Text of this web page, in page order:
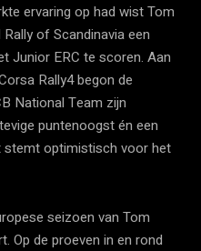
ervaring op had wist Tom
of Scandinavia een
Junior ERC te scoren. Aan
Rally4 begon de
National Team zijn
puntenoogst én een
stemt optimistisch voor het
seizoen van Tom
Op de proeven in en rond